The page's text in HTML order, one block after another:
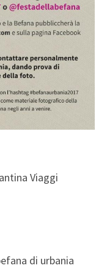
Viaggi
di urbania